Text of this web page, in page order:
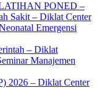
PONED –
Sakit – Diklat Center
Emergensi
– Diklat
Manajemen
2026 – Diklat Center